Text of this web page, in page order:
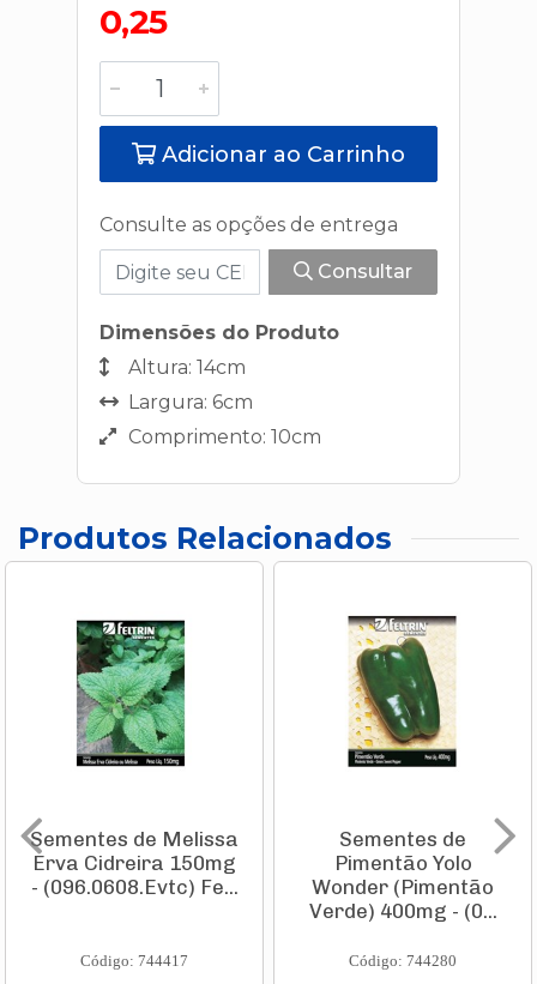
0,25
Adicionar ao Carrinho
Consulte as opções de entrega
Consultar
Dimensões do Produto
Altura: 14cm
Largura: 6cm
Comprimento: 10cm
Produtos Relacionados
Sementes de Melissa
Erva Cidreira 150mg
- (096.0608.Evtc) Fe...
Código: 744417
Sementes de
Pimentão Yolo
Wonder (Pimentão
Verde) 400mg - (0...
Código: 744280